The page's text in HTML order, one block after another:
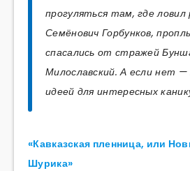
прогуляться там, где
Семёнович Горбунков,
спасались от стражей
Милославский. А если нет
идеей для интересных
«Кавказская пленница, или
Шурика»